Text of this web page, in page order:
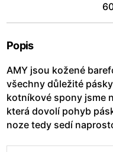
Popis
AMY jsou kožené
všechny důležité
kotníkové spony jsme
která dovolí pohyb
noze tedy sedí